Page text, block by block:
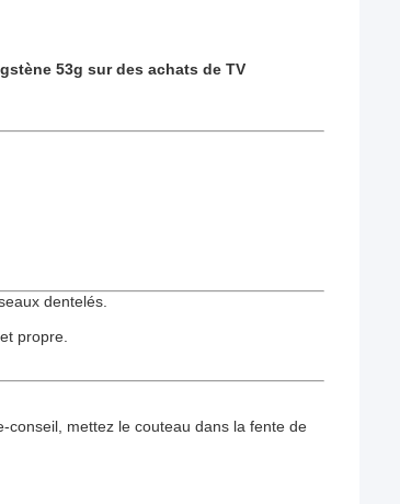
53g sur des achats de TV
dentelés.
propre.
mettez le couteau dans la fente de